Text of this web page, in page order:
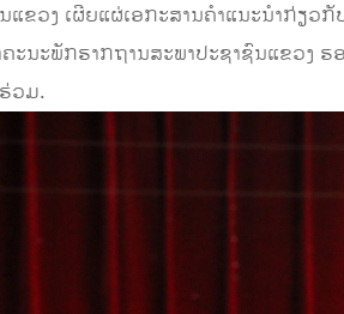
ຂວງ ເຜີຍແຜ່ເອກະສານຄໍາແນະນໍາກ່ຽວກັ
ນະພັກຮາກຖານສະພາປະຊາຊົນແຂວງ ຮ
ວມ.